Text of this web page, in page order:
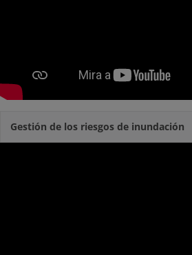
Gestión de los riesgos de inundación